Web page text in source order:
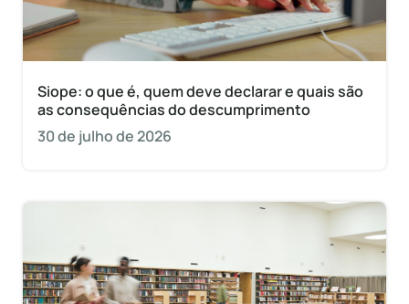
Siope: o que é, quem deve declarar e quais são
as consequências do descumprimento
30 de julho de 2026